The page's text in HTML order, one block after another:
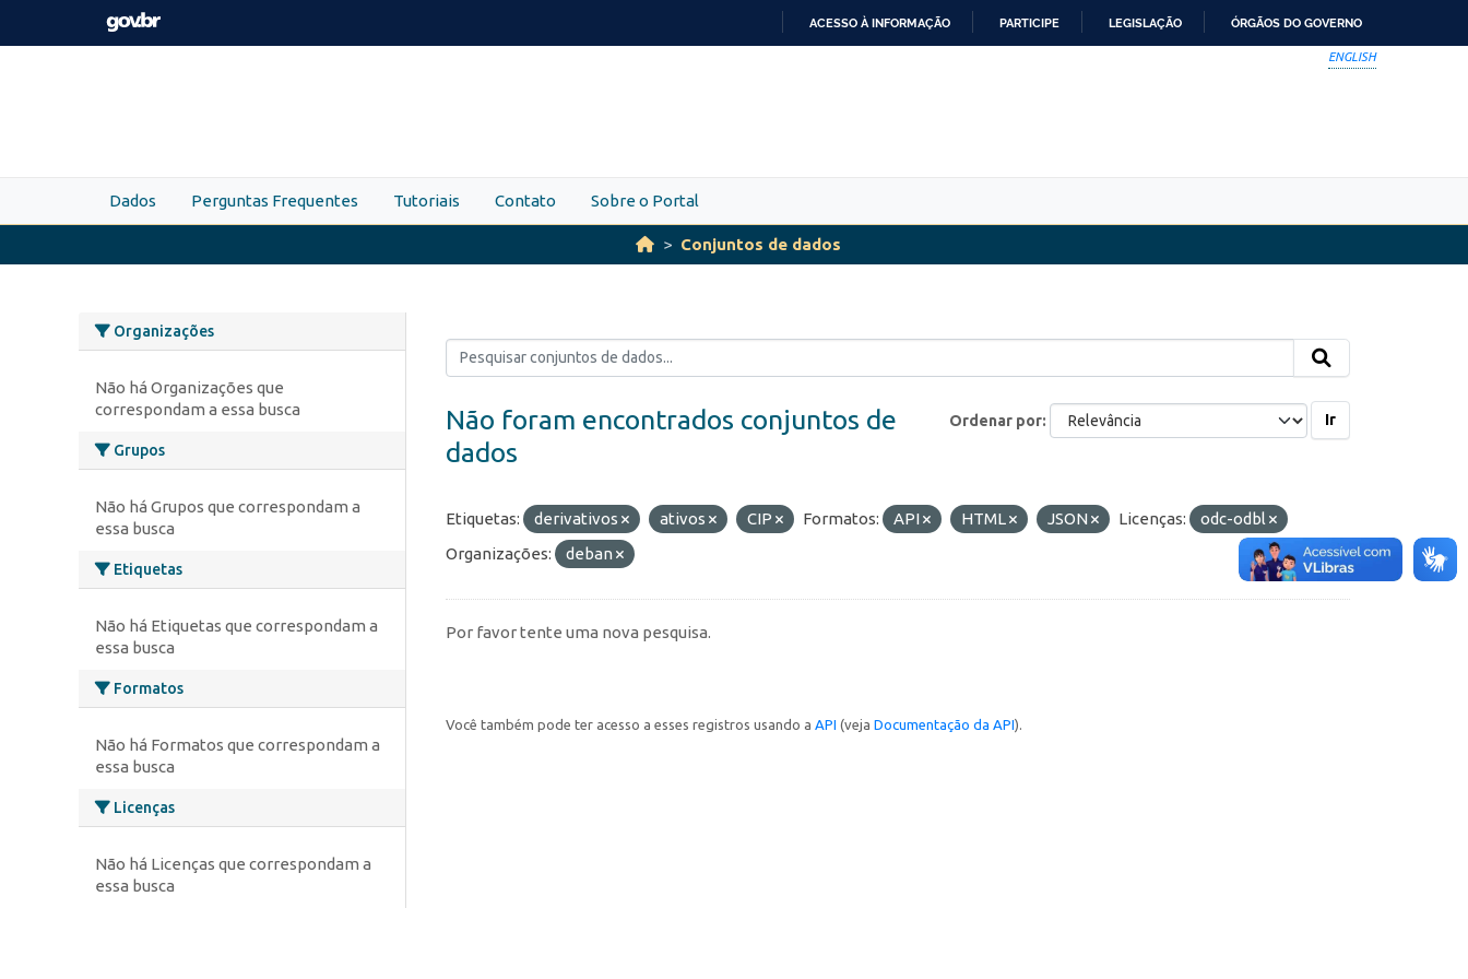
Skip to main content
ACESSO À INFORMAÇÃO PARTICIPE LEGISLAÇÃO ÓRGÃOS DO GOVERNO
ENGLISH
Dados Perguntas Frequentes Tutoriais Contato Sobre o Portal
Conjuntos de dados
Organizações
Não há Organizações que
correspondam a essa busca
Grupos
Não há Grupos que correspondam a
essa busca
Etiquetas
Não há Etiquetas que correspondam a
essa busca
Formatos
Não há Formatos que correspondam a
essa busca
Licenças
Não há Licenças que correspondam a
essa busca
Ordenar por Ir
Não foram encontrados conjuntos de
dados
Etiquetas: derivativos ativos CIP Formatos: API HTML JSON Licenças:
odc-odbl
Organizações:
deban
Por favor tente uma nova pesquisa.
Você também pode ter acesso a esses registros usando a API (veja Documentação da API).